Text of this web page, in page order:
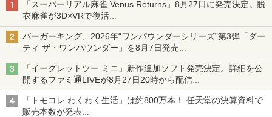
「スーパーリアル麻雀 Venus Returns」8月27日に発売決定。脱
衣麻雀が3D×VRで復活
発売から2週間は20%オフになるセールが実施
バーガーキング、2026年“ワンパウンダーシリーズ”第3弾「ダー
ティ ザ・ワンパウンダー」を8月7日発売
「特製ガーリックマヨソース」を使用した超大型チーズバーガー
「イーグレットツー ミニ」新作追加ソフト発売決定。詳細を公
開するファミ通LIVEが8月27日20時から配信
シリーズ累計100タイトルへ
「トモコレ わくわく生活」は約800万本！ 任天堂の決算資料で
販売本数が発表